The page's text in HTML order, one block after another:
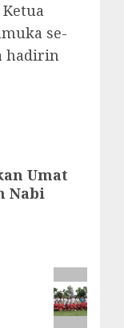
se-
hadirin
Umat
Nabi